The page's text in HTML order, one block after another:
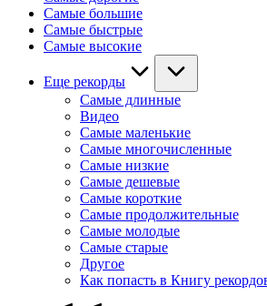
Самые большие
Самые быстрые
Самые высокие
Еще рекорды
Самые длинные
Видео
Самые маленькие
Самые многочисленные
Самые низкие
Самые дешевые
Самые короткие
Самые продолжительные
Самые молодые
Самые старые
Другое
Как попасть в Книгу